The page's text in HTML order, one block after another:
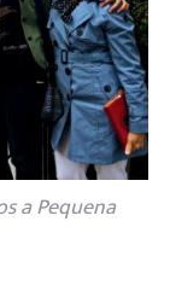
a Pequena